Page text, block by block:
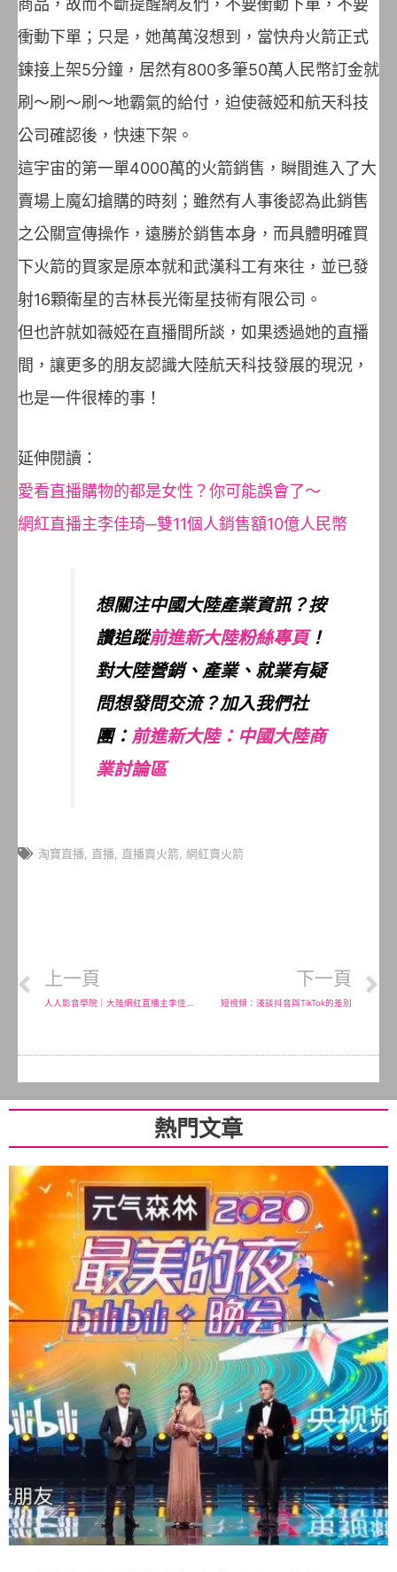
衝動下單；只是，她萬萬沒想到，當快舟火箭正式
鍊接上架5分鐘，居然有800多筆50萬人民幣訂金就
刷～刷～刷～地霸氣的給付，迫使薇婭和航天科技
公司確認後，快速下架。
這宇宙的第一單4000萬的火箭銷售，瞬間進入了大
賣場上魔幻搶購的時刻；雖然有人事後認為此銷售
之公關宣傳操作，遠勝於銷售本身，而具體明確買
下火箭的買家是原本就和武漢科工有來往，並已發
射16顆衛星的吉林長光衛星技術有限公司。
但也許就如薇婭在直播間所談，如果透過她的直播
間，讓更多的朋友認識大陸航天科技發展的現況，
也是一件很棒的事！
延伸閱讀：
愛看直播購物的都是女性？你可能誤會了～
網紅直播主李佳琦─雙11個人銷售額10億人民幣
想關注中國大陸產業資訊？按
讚追蹤前進新大陸粉絲專頁！
對大陸營銷、產業、就業有疑
問想發問交流？加入我們社
團： 前進新大陸：中國大陸商
業討論區
淘寶直播 直播 直播賣火箭 網紅賣火箭
上一頁 下一頁
短視頻：淺談抖音與TikTok的差別
熱門文章